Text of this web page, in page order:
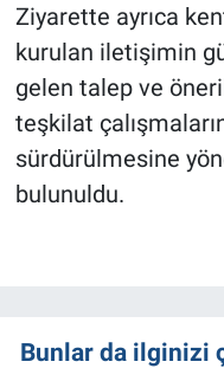
Ziyarette ayrıca
kurulan iletişimin
gelen talep ve
teşkilat
sürdürülmesine
bulunuldu.
Bunlar da ilginizi